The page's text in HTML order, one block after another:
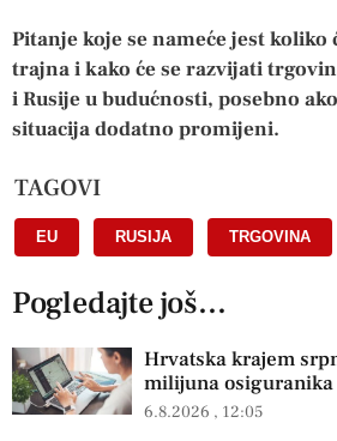
Pitanje koje se nameće jest
trajna i kako će se razvijati
i Rusije u budućnosti, posebno
situacija dodatno promijeni.
TAGOVI
EU RUSIJA TRGOVINA
Pogledajte još...
Hrvatska krajem
milijuna osiguranika
6.8.2026 12:05